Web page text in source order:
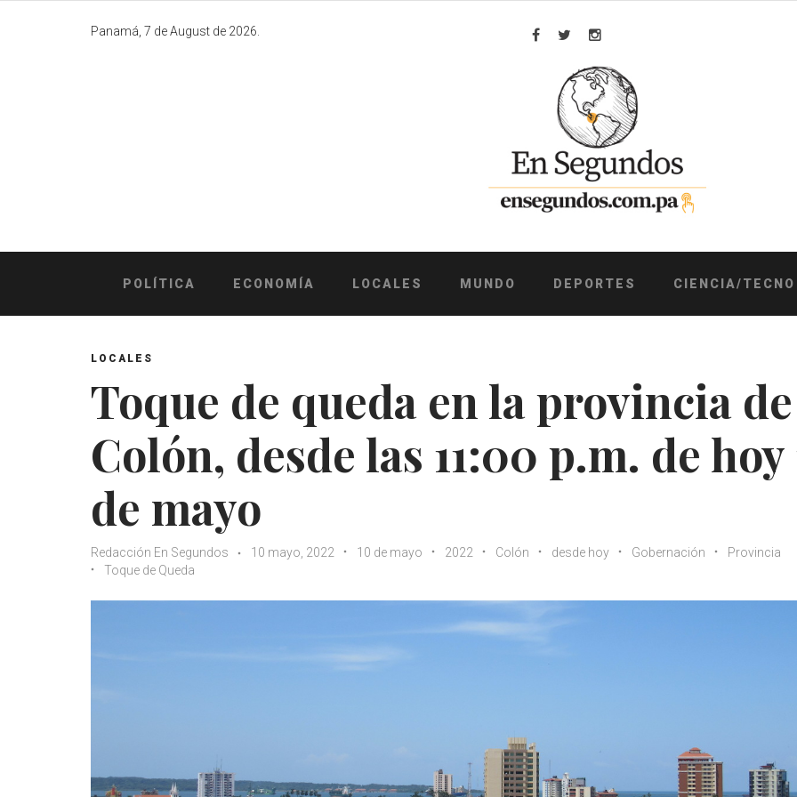
Panamá, 7 de August de 2026.
Facebook
TwitterInstagram
POLÍTICA ECONOMÍA LOCALES MUNDO DEPORTES CIENCIA/TECNO
LOCALES
Toque de queda en la provincia de
Colón, desde las 11:00 p.m. de hoy
de mayo
Redacción En Segundos 10 mayo, 2022 10 de mayo 2022 Colón desde hoy Gobernación
Provincia
Toque de Queda